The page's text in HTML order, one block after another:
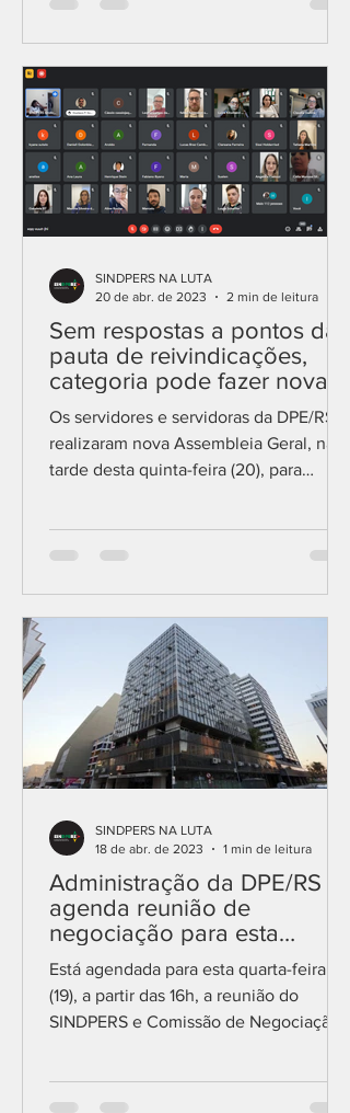
Sem respostas a pontos da
pauta de reivindicações,
categoria pode fazer nova
paralisação no dia 3/5
Os servidores e servidoras da DPE/RS
realizaram nova Assembleia Geral, na
tarde desta quinta-feira (20), para
SINDPERS NA LUTA
20 de abr. de 2023
2 min de leitura
Administração da DPE/RS
agenda reunião de
negociação para esta
quarta-feira (19)
Está agendada para esta quarta-feira
(19), a partir das 16h, a reunião do
SINDPERS e Comissão de Negociação
SINDPERS NA LUTA
18 de abr. de 2023
1 min de leitura